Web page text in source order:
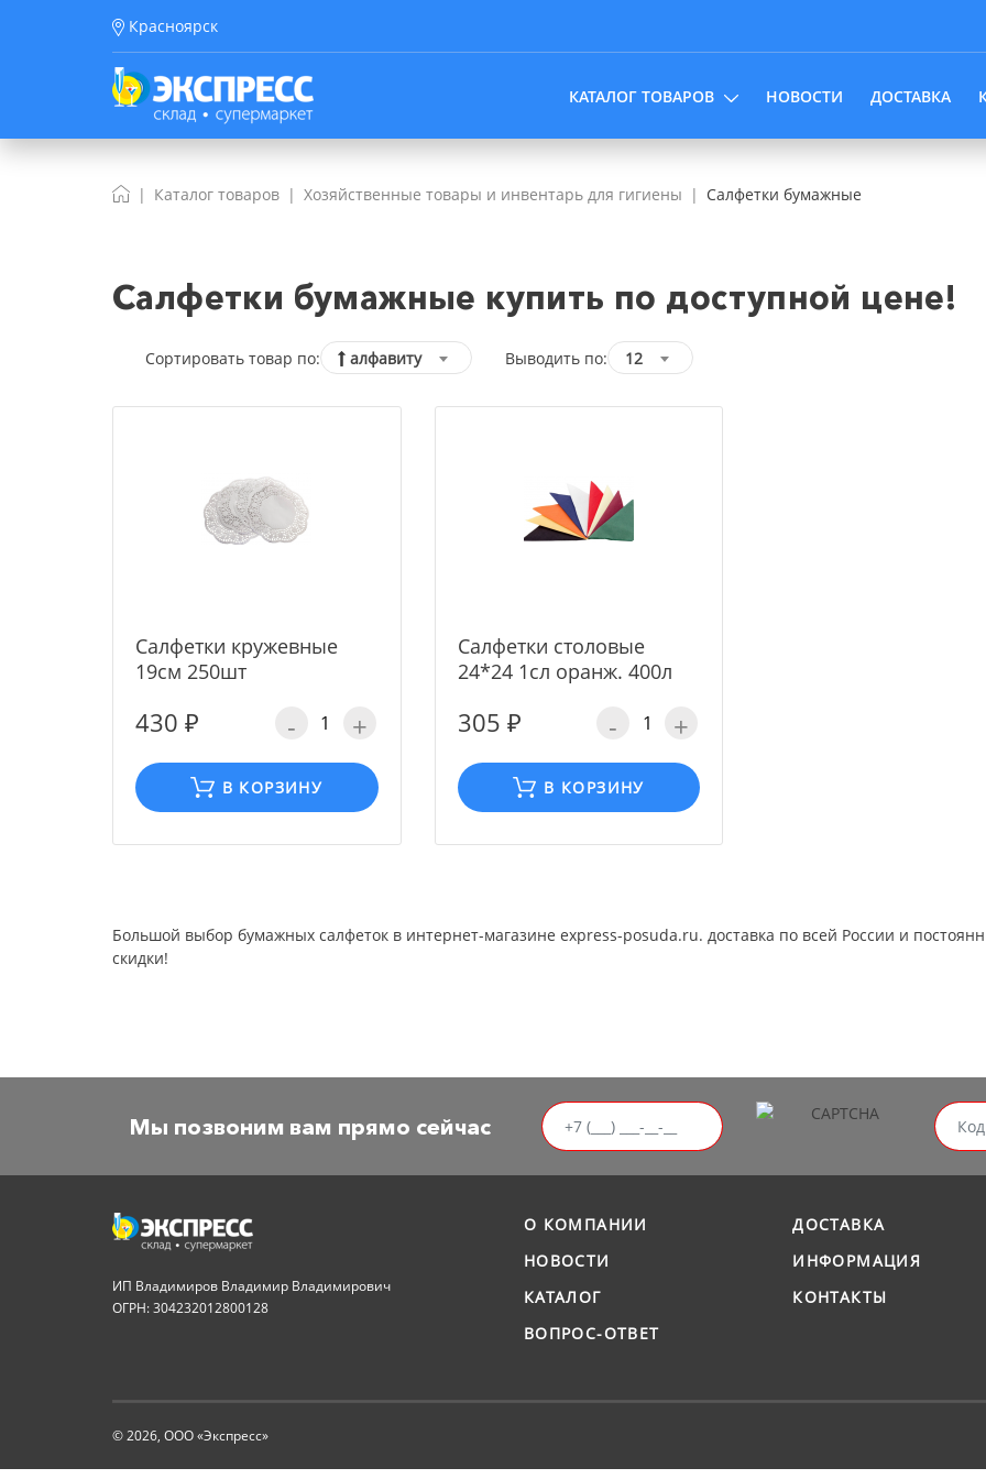
Красноярск
КАТАЛОГ ТОВАРОВ НОВОСТИ ДОСТАВКА
Каталог товаров Хозяйственные товары и инвентарь для гигиены Салфетки бумажные
Салфетки бумажные купить по доступной цене!
Сортировать товар по: алфавиту Выводить по: 12
Салфетки кружевные
19см 250шт
430 ₽ - +
В КОРЗИНУ
Салфетки столовые
24*24 1сл оранж. 400л
305 ₽ - +
В КОРЗИНУ
Большой выбор бумажных салфеток в интернет-магазине express-posuda.ru. доставка по всей России и
скидки!
Мы позвоним вам прямо сейчас
ИП Владимиров Владимир Владимирович
ОГРН: 304232012800128
О КОМПАНИИ
НОВОСТИ
КАТАЛОГ
ВОПРОС-ОТВЕТ
ДОСТАВКА
ИНФОРМАЦИЯ
КОНТАКТЫ
© 2026, ООО «Экспресс»